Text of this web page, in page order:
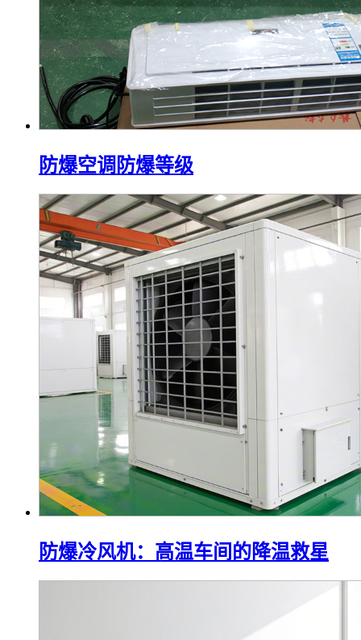
防爆空调防爆等级
防爆冷风机：高温车间的降温救星